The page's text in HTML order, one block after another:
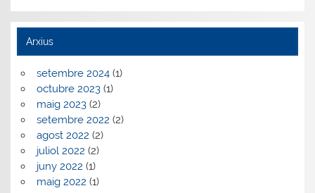
Arxius
setembre 2024(1)
octubre 2023(1)
maig 2023(2)
setembre 2022 (2)
agost 2022 (2)
juliol 2022 (2)
juny 2022 (1)
maig 2022 (1)